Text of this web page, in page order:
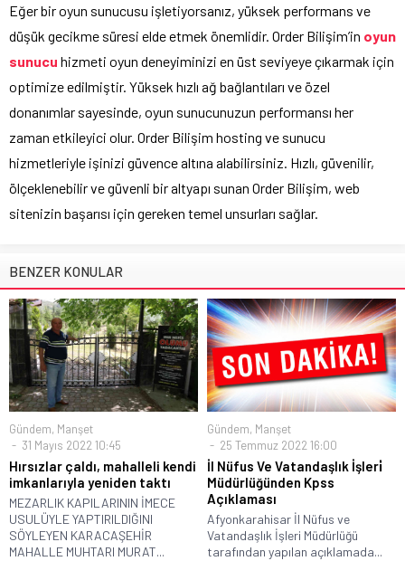
Eğer bir oyun sunucusu işletiyorsanız, yüksek performans ve
düşük gecikme süresi elde etmek önemlidir. Order Bilişim’in oyun
sunucu hizmeti oyun deneyiminizi en üst seviyeye çıkarmak için
optimize edilmiştir. Yüksek hızlı ağ bağlantıları ve özel
donanımlar sayesinde, oyun sunucunuzun performansı her
zaman etkileyici olur. Order Bilişim hosting ve sunucu
hizmetleriyle işinizi güvence altına alabilirsiniz. Hızlı, güvenilir,
ölçeklenebilir ve güvenli bir altyapı sunan Order Bilişim, web
sitenizin başarısı için gereken temel unsurları sağlar.
BENZER KONULAR
Gündem, Manşet
31 Mayıs 2022 10:45
Hırsızlar çaldı, mahalleli kendi
imkanlarıyla yeniden taktı
MEZARLIK KAPILARININ İMECE
USULÜYLE YAPTIRILDIĞINI
SÖYLEYEN KARACAŞEHİR
MAHALLE MUHTARI MURAT...
Gündem, Manşet
25 Temmuz 2022 16:00
İl Nüfus Ve Vatandaşlık İşleri̇
Müdürlüğünden Kpss
Açıklaması
Afyonkarahisar İl Nüfus ve
Vatandaşlık İşleri Müdürlüğü
tarafından yapılan açıklamada...